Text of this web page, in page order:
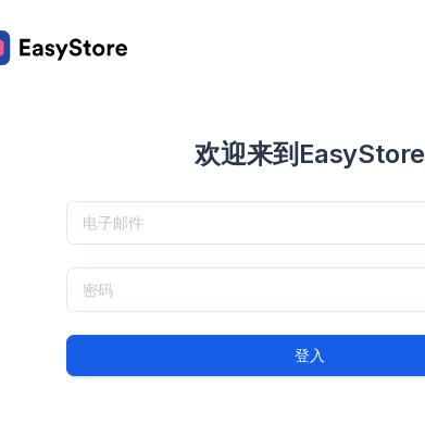
欢迎来到EasyStore
登入